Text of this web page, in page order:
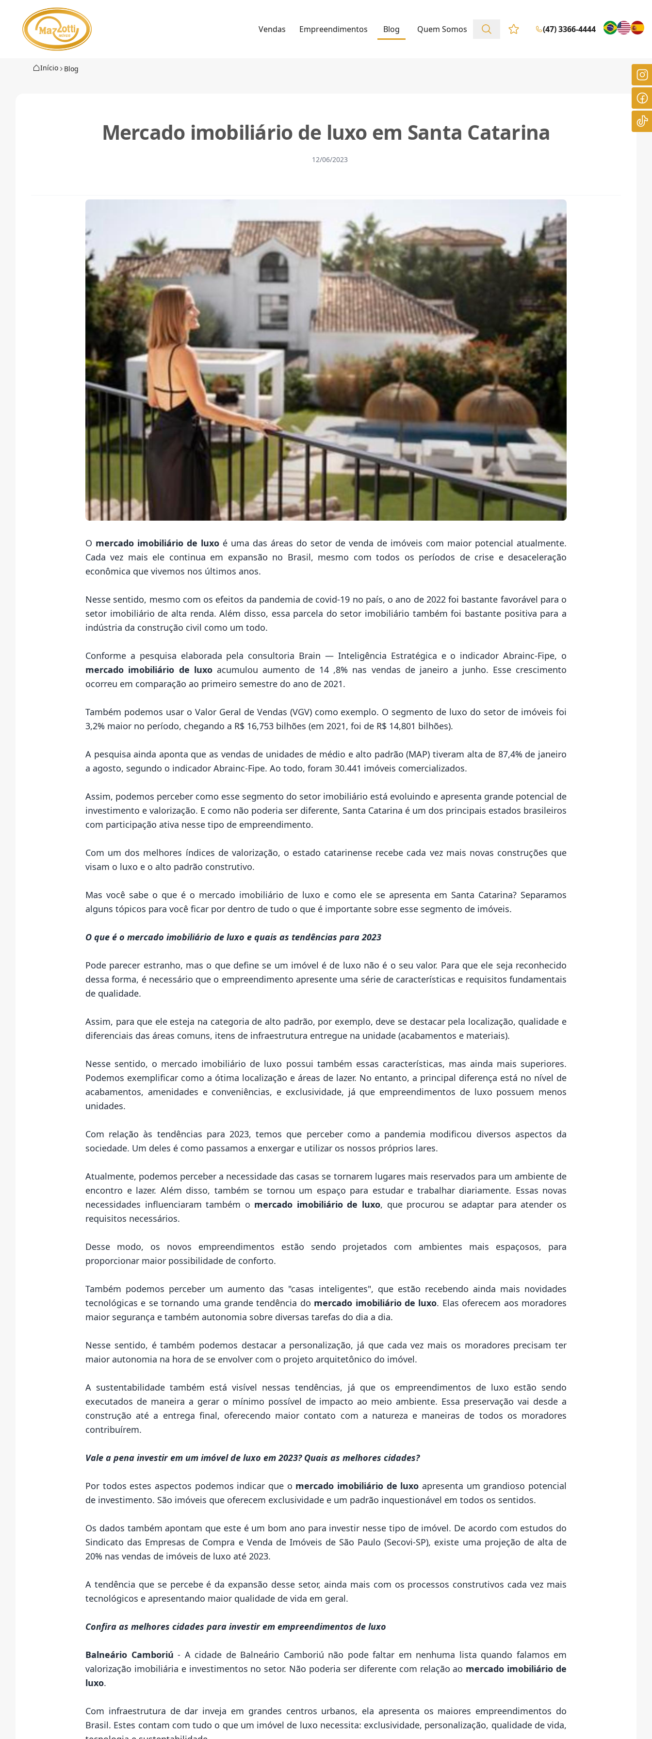
Vendas Empreendimentos Blog Quem Somos Favoritos (0 itens)
(47) 3366-4444
Início Blog
Mercado imobiliário de luxo em Santa Catarina
12/06/2023
O mercado imobiliário de luxo é uma das áreas do setor de venda de imóveis com maior potencial atualmente.
Cada vez mais ele continua em expansão no Brasil, mesmo com todos os períodos de crise e desaceleração
econômica que vivemos nos últimos anos.
Nesse sentido, mesmo com os efeitos da pandemia de covid-19 no país, o ano de 2022 foi bastante favorável para o
setor imobiliário de alta renda. Além disso, essa parcela do setor imobiliário também foi bastante positiva para a
indústria da construção civil como um todo.
Conforme a pesquisa elaborada pela consultoria Brain — Inteligência Estratégica e o indicador Abrainc-Fipe, o
mercado imobiliário de luxoacumulou aumento de 14 ,8% nas vendas de janeiro a junho. Esse crescimento
ocorreu em comparação ao primeiro semestre do ano de 2021.
Também podemos usar o Valor Geral de Vendas (VGV) como exemplo. O segmento de luxo do setor de imóveis foi
3,2% maior no período, chegando a R$ 16,753 bilhões (em 2021, foi de R$ 14,801 bilhões).
A pesquisa ainda aponta que as vendas de unidades de médio e alto padrão (MAP) tiveram alta de 87,4% de janeiro
a agosto, segundo o indicador Abrainc-Fipe. Ao todo, foram 30.441 imóveis comercializados.
Assim, podemos perceber como esse segmento do setor imobiliário está evoluindo e apresenta grande potencial de
investimento e valorização. E como não poderia ser diferente, Santa Catarina é um dos principais estados brasileiros
com participação ativa nesse tipo de empreendimento.
Com um dos melhores índices de valorização, o estado catarinense recebe cada vez mais novas construções que
visam o luxo e o alto padrão construtivo.
Mas você sabe o que é o mercado imobiliário de luxo e como ele se apresenta em Santa Catarina? Separamos
alguns tópicos para você ficar por dentro de tudo o que é importante sobre esse segmento de imóveis.
O que é o mercado imobiliário de luxo e quais as tendências para 2023
Pode parecer estranho, mas o que define se um imóvel é de luxo não é o seu valor. Para que ele seja reconhecido
dessa forma, é necessário que o empreendimento apresente uma série de características e requisitos fundamentais
de qualidade.
Assim, para que ele esteja na categoria de alto padrão, por exemplo, deve se destacar pela localização, qualidade e
diferenciais das áreas comuns, itens de infraestrutura entregue na unidade (acabamentos e materiais).
Nesse sentido, o mercado imobiliário de luxo possui também essas características, mas ainda mais superiores.
Podemos exemplificar como a ótima localização e áreas de lazer. No entanto, a principal diferença está no nível de
acabamentos, amenidades e conveniências, e exclusividade, já que empreendimentos de luxo possuem menos
unidades.
Com relação às tendências para 2023, temos que perceber como a pandemia modificou diversos aspectos da
sociedade. Um deles é como passamos a enxergar e utilizar os nossos próprios lares.
Atualmente, podemos perceber a necessidade das casas se tornarem lugares mais reservados para um ambiente de
encontro e lazer. Além disso, também se tornou um espaço para estudar e trabalhar diariamente. Essas novas
necessidades influenciaram também o mercado imobiliário de luxo, que procurou se adaptar para atender os
requisitos necessários.
Desse modo, os novos empreendimentos estão sendo projetados com ambientes mais espaçosos, para
proporcionar maior possibilidade de conforto.
Também podemos perceber um aumento das "casas inteligentes", que estão recebendo ainda mais novidades
tecnológicas e se tornando uma grande tendência do mercado imobiliário de luxo. Elas oferecem aos moradores
maior segurança e também autonomia sobre diversas tarefas do dia a dia.
Nesse sentido, é também podemos destacar a personalização, já que cada vez mais os moradores precisam ter
maior autonomia na hora de se envolver com o projeto arquitetônico do imóvel.
A sustentabilidade também está visível nessas tendências, já que os empreendimentos de luxo estão sendo
executados de maneira a gerar o mínimo possível de impacto ao meio ambiente. Essa preservação vai desde a
construção até a entrega final, oferecendo maior contato com a natureza e maneiras de todos os moradores
contribuírem.
Vale a pena investir em um imóvel de luxo em 2023? Quais as melhores cidades?
Por todos estes aspectos podemos indicar que o mercado imobiliário de luxo apresenta um grandioso potencial
de investimento. São imóveis que oferecem exclusividade e um padrão inquestionável em todos os sentidos.
Os dados também apontam que este é um bom ano para investir nesse tipo de imóvel. De acordo com estudos do
Sindicato das Empresas de Compra e Venda de Imóveis de São Paulo (Secovi-SP), existe uma projeção de alta de
20% nas vendas de imóveis de luxo até 2023.
A tendência que se percebe é da expansão desse setor, ainda mais com os processos construtivos cada vez mais
tecnológicos e apresentando maior qualidade de vida em geral.
Confira as melhores cidades para investir em empreendimentos de luxo
Balneário Camboriú - A cidade de Balneário Camboriú não pode faltar em nenhuma lista quando falamos em
valorização imobiliária e investimentos no setor. Não poderia ser diferente com relação ao mercado imobiliário de
luxo.
Com infraestrutura de dar inveja em grandes centros urbanos, ela apresenta os maiores empreendimentos do
Brasil. Estes contam com tudo o que um imóvel de luxo necessita: exclusividade, personalização, qualidade de vida,